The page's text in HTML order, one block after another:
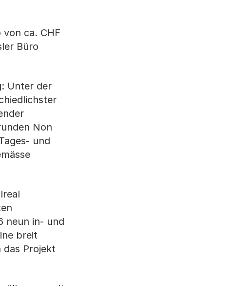
ca. CHF
Büro
Unter der
Non
und
neun in- und
breit
das Projekt